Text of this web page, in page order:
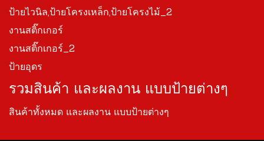
ป้ายไวนิล,ป้ายโครงเหล็ก,ป้ายโครงไม้_2
งานสติ๊กเกอร์
งานสติ๊กเกอร์_2
ป้ายอุดร
รวมสินค้า และผลงาน แบบป้ายต่างๆ
สินค้าทั้งหมด และผลงาน แบบป้ายต่างๆ